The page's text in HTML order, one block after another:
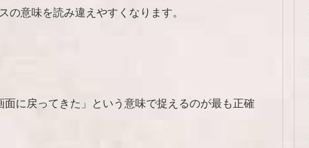
の意味を読み違えやすくなります。
に戻ってきた」という意味で捉えるのが最も正確